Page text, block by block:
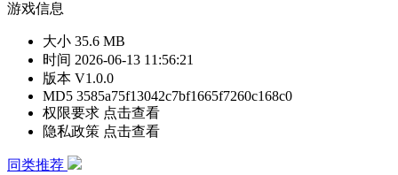
游戏信息
大小 35.6 MB
时间 2026-06-13 11:56:21
版本 V1.0.0
MD5 3585a75f13042c7bf1665f7260c168c0
权限要求 点击查看
隐私政策 点击查看
同类推荐